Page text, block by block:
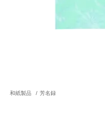
和紙製品 / 芳名録